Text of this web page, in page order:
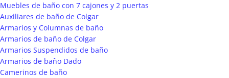
Muebles de baño con 7 cajones y 2 puertas
Auxiliares de baño de Colgar
Armarios y Columnas de baño
Armarios de baño de Colgar
Armarios Suspendidos de baño
Armarios de baño Dado
Camerinos de baño